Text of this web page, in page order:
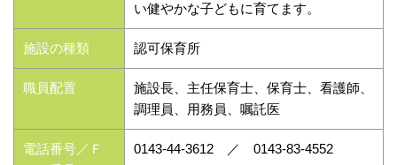
い健やかな子どもに育てます。
施設の種類 認可保育所
職員配置
施設長、主任保育士、保育士、看護師、
調理員、用務員、嘱託医
電話番号／Ｆ
0143-44-3612 ／ 0143-83-4552